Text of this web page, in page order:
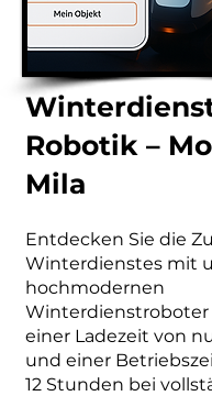
Robotik –
Mila
Entdecken Sie die
Winterdienstes mit
hochmodernen
Winterdienstroboter
einer Ladezeit von
und einer
12 Stunden bei